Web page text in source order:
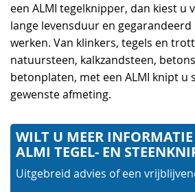
een ALMI tegelknipper, dan kiest u
lange levensduur en
werken. Van klinkers, tegels en
natuursteen, kalkzandsteen,
betonplaten, met een ALMI knipt u
gewenste afmeting.
WILT U MEER INFORMATIE
ALMI TEGEL- EN
Uitgebreid advies of een